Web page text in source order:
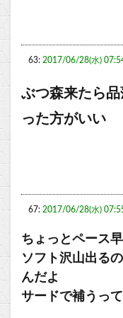
63: 2017/06/28(水)
ぶつ森来たら
った方がいい
67: 2017/06/28(水)
ちょっとペース
ソフト沢山出る
んだよ
サードで補うっ